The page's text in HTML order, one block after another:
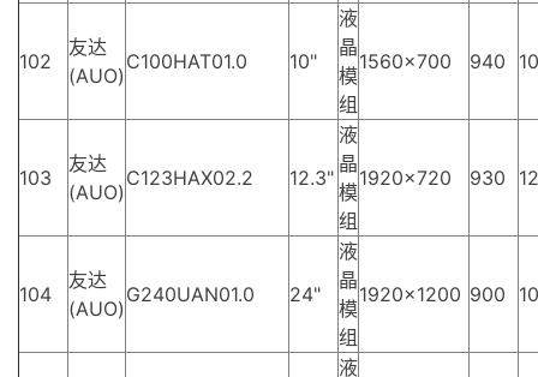
102
友达
(AUO)
C100HAT01.0 10"
液
晶
模
组
1560×700 940
103
友达
(AUO)
C123HAX02.2 12.3"
液
晶
模
组
1920×720 930
104
友达
(AUO)
G240UAN01.0 24"
液
晶
模
组
1920×1200 900
液